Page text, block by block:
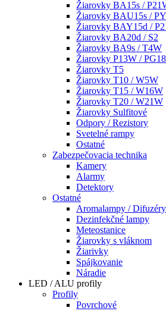
Žiarovky BA15s /
Žiarovky BAU15s /
Žiarovky BAY15d /
Žiarovky BA20d / S2
Žiarovky BA9s / T4W
Žiarovky P13W /
Žiarovky T5
Žiarovky T10 / W5W
Žiarovky T15 / W16W
Žiarovky T20 / W21W
Žiarovky Sulfitové
Odpory / Rezistory
Svetelné rampy
Ostatné
Zabezpečovacia technika
Kamery
Alarmy
Detektory
Ostatné
Aromalampy / Difuzéry
Dezinfekčné lampy
Meteostanice
Žiarovky s vláknom
Žiarivky
Spájkovanie
Náradie
LED / ALU profily
Profily
Povrchové